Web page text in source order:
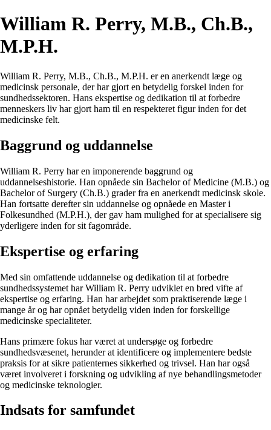
William R. Perry, M.B., Ch.B.,
M.P.H.
William R. Perry, M.B., Ch.B., M.P.H. er en anerkendt læge og
medicinsk personale, der har gjort en betydelig forskel inden for
sundhedssektoren. Hans ekspertise og dedikation til at forbedre
menneskers liv har gjort ham til en respekteret figur inden for det
medicinske felt.
Baggrund og uddannelse
William R. Perry har en imponerende baggrund og
uddannelseshistorie. Han opnåede sin Bachelor of Medicine (M.B.) og
Bachelor of Surgery (Ch.B.) grader fra en anerkendt medicinsk skole.
Han fortsatte derefter sin uddannelse og opnåede en Master i
Folkesundhed (M.P.H.), der gav ham mulighed for at specialisere sig
yderligere inden for sit fagområde.
Ekspertise og erfaring
Med sin omfattende uddannelse og dedikation til at forbedre
sundhedssystemet har William R. Perry udviklet en bred vifte af
ekspertise og erfaring. Han har arbejdet som praktiserende læge i
mange år og har opnået betydelig viden inden for forskellige
medicinske specialiteter.
Hans primære fokus har været at undersøge og forbedre
sundhedsvæsenet, herunder at identificere og implementere bedste
praksis for at sikre patienternes sikkerhed og trivsel. Han har også
været involveret i forskning og udvikling af nye behandlingsmetoder
og medicinske teknologier.
Indsats for samfundet